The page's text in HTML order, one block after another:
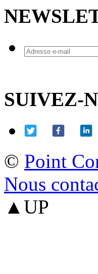
SUIVEZ-
© Point
Nous
▲UP